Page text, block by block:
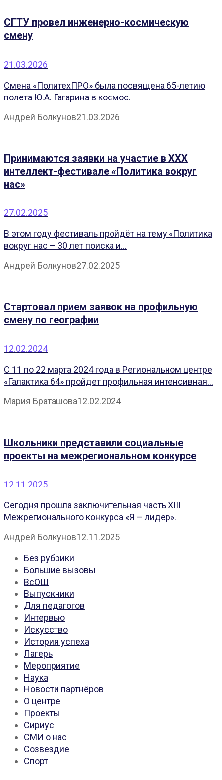
СГТУ провел инженерно-космическую
смену
21.03.2026
Смена «ПолитехПРО» была посвящена 65-летию
полета Ю.А. Гагарина в космос.
Андрей Болкунов21.03.2026
Принимаются заявки на участие в XXX
интеллект-фестивале «Политика вокруг
нас»
27.02.2025
В этом году фестиваль пройдёт на тему «Политика
вокруг нас – 30 лет поиска и...
Андрей Болкунов27.02.2025
Стартовал прием заявок на профильную
смену по географии
12.02.2024
С 11 по 22 марта 2024 года в Региональном центре
«Галактика 64» пройдет профильная интенсивная...
Мария Браташова12.02.2024
Школьники представили социальные
проекты на межрегиональном конкурсе
12.11.2025
Сегодня прошла заключительная часть XIII
Межрегионального конкурса «Я – лидер».
Андрей Болкунов12.11.2025
Без рубрики
Большие вызовы
ВсОШ
Выпускники
Для педагогов
Интервью
Искусство
История успеха
Лагерь
Мероприятие
Наука
Новости партнёров
О центре
Проекты
Сириус
СМИ о нас
Созвездие
Спорт